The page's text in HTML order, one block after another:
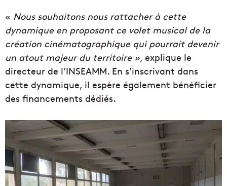
« Nous souhaitons nous rattacher à cette
dynamique en proposant ce volet musical de la
création cinématographique qui pourrait devenir
un atout majeur du territoire », explique le
directeur de l’INSEAMM. En s’inscrivant dans
cette dynamique, il espère également bénéficier
des financements dédiés.